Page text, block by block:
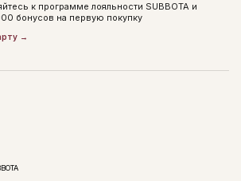
к программе лояльности SUBBOTA и
бонусов на первую покупку
→